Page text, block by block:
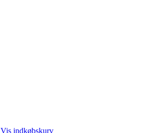
Vis indkøbskurv